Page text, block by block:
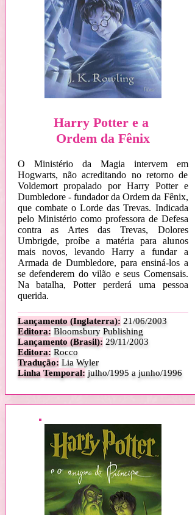
Harry Potter e a
Ordem da Fênix
O Ministério da Magia intervem em
Hogwarts, não acreditando no retorno de
Voldemort propalado por Harry Potter e
Dumbledore - fundador da Ordem da Fênix,
que combate o Lorde das Trevas. Indicada
pelo Ministério como professora de Defesa
contra as Artes das Trevas, Dolores
Umbrigde, proíbe a matéria para alunos
mais novos, levando Harry a fundar a
Armada de Dumbledore, para ensiná-los a
se defenderem do vilão e seus Comensais.
Na batalha, Potter perderá uma pessoa
querida.
Lançamento (Inglaterra): 21/06/2003
Editora: Bloomsbury Publishing
Lançamento (Brasil): 29/11/2003
Editora: Rocco
Tradução: Lia Wyler
Linha Temporal: julho/1995 a junho/1996